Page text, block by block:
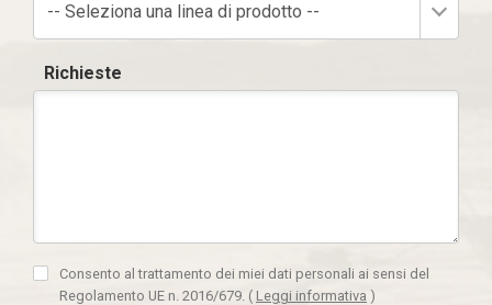
-- Seleziona una linea di prodotto --
Richieste
Consento al trattamento dei miei dati personali ai sensi del
Regolamento UE n. 2016/679. ( Leggi informativa )